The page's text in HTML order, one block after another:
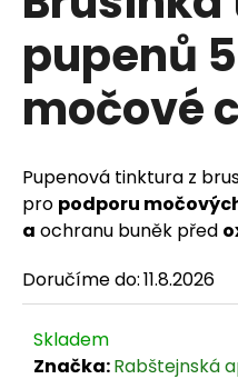
pupenů
močové
Pupenová tinktura z
pro podporu
a ochranu buněk před
Doručíme do:11.8.2026
Skladem
Značka:Rabštejnská
D
p
o